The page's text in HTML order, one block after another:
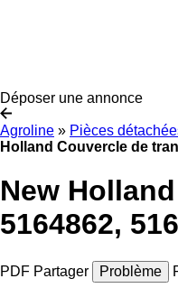
Déposer une annonce
Agroline » Pièces
Holland Couvercle de
New
5164862,
PDF Partager Problème